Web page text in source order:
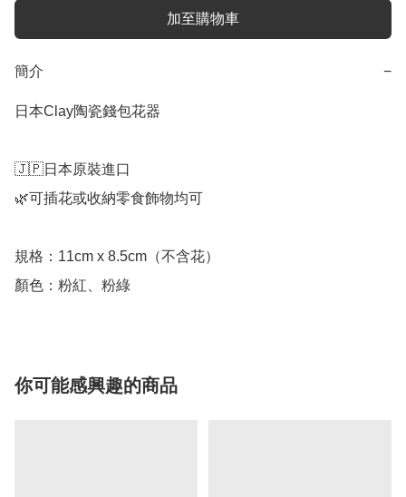
加至購物車
簡介 −
日本Clay陶瓷錢包花器
🇯🇵日本原裝進口
🌿可插花或收納零食飾物均可
規格：11cm x 8.5cm（不含花）
顏色：粉紅、粉綠
你可能感興趣的商品